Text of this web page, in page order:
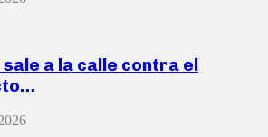
a la calle contra el